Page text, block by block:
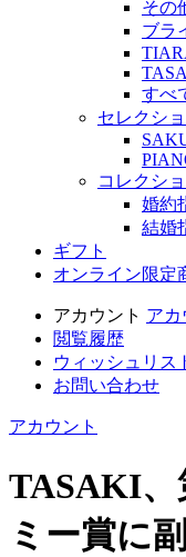
その
ブラ
すべ
セレクシ
コレクシ
婚約
結婚
ギフト
オンライン限定
アカウント アカ
閲覧履歴
ウィッシュリス
お問い合わせ
アカウント
TASAKI、
ミー賞に